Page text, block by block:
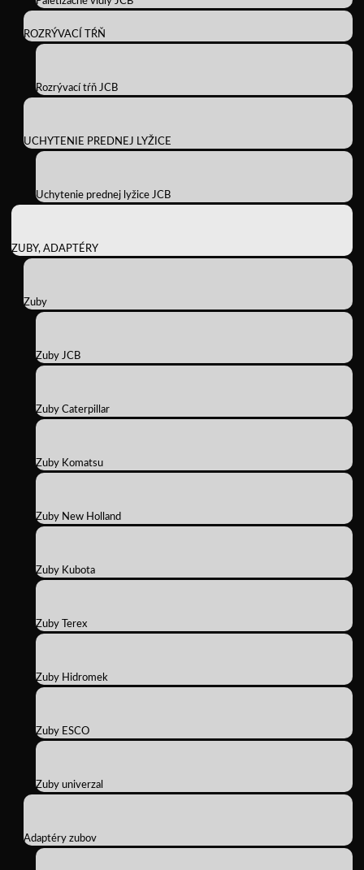
ROZRÝVACÍ TŔŇ
Rozrývací tŕň JCB
UCHYTENIE PREDNEJ LYŽICE
Uchytenie prednej lyžice JCB
ZUBY, ADAPTÉRY
Zuby
Zuby JCB
Zuby Caterpillar
Zuby Komatsu
Zuby New Holland
Zuby Kubota
Zuby Terex
Zuby Hidromek
Zuby ESCO
Zuby univerzal
Adaptéry zubov